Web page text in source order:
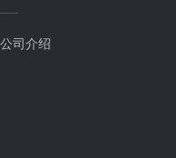
公司介绍